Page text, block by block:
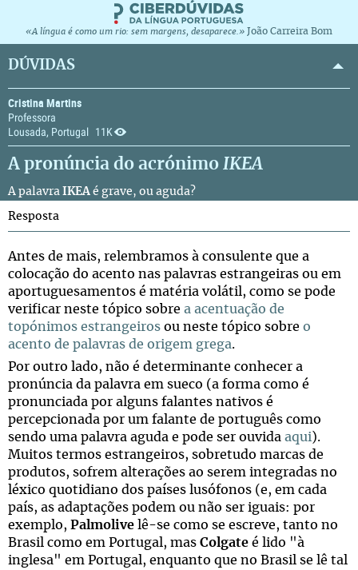
«A língua é como um rio: sem margens, desaparece.» João Carreira Bom
DÚVIDAS
Cristina Martins
Professora
Lousada, Portugal
11K
A pronúncia do acrónimo IKEA
A palavra IKEA é grave, ou aguda?
Resposta
Antes de mais, relembramos à consulente que a
colocação do acento nas palavras estrangeiras ou em
aportuguesamentos é matéria volátil, como se pode
verificar neste tópico sobre a acentuação de
topónimos estrangeiros ou neste tópico sobre o
acento de palavras de origem grega.
Por outro lado, não é determinante conhecer a
pronúncia da palavra em sueco (a forma como é
pronunciada por alguns falantes nativos é
percepcionada por um falante de português como
sendo uma palavra aguda e pode ser ouvida aqui).
Muitos termos estrangeiros, sobretudo marcas de
produtos, sofrem alterações ao serem integradas no
léxico quotidiano dos países lusófonos (e, em cada
país, as adaptações podem ou não ser iguais: por
exemplo, Palmolive lê-se como se escreve, tanto no
Brasil como em Portugal, mas Colgate é lido "à
inglesa" em Portugal, enquanto que no Brasil se lê tal